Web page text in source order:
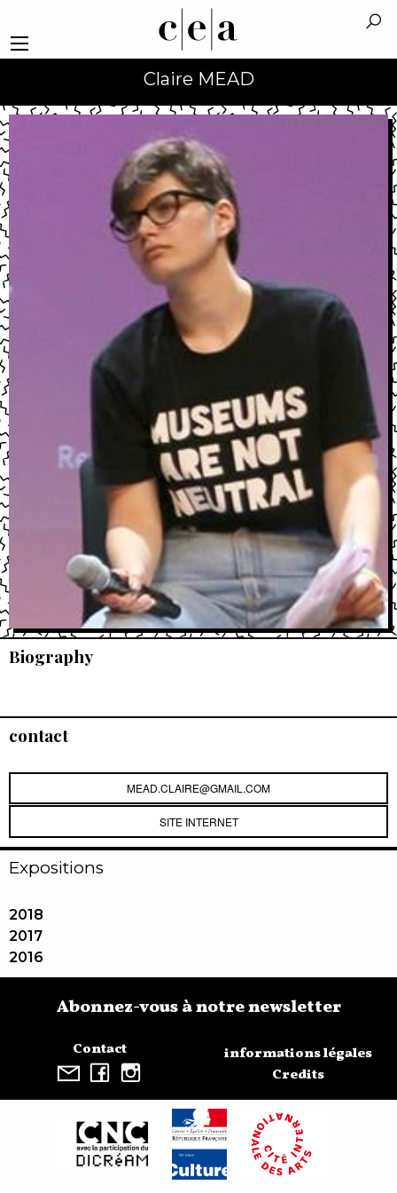
Claire MEAD
Biography
contact
MEAD.CLAIRE@GMAIL.COM
SITE INTERNET
Expositions
2018
2017
2016
Contact
Abonnez-vous à notre newsletter
informations légales
Credits